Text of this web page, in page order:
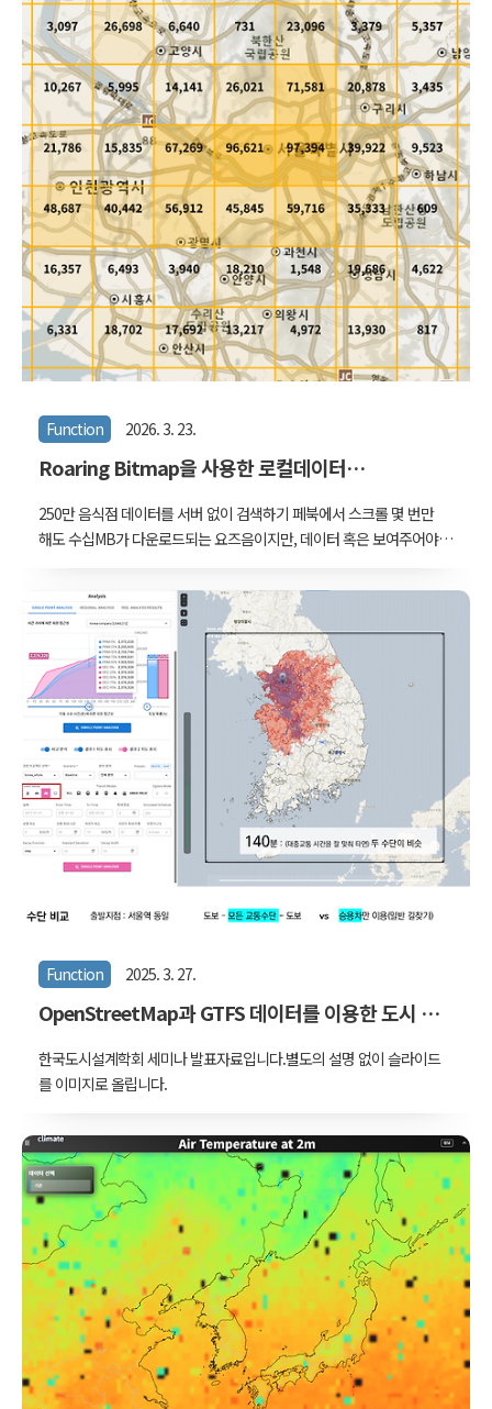
과 여성을 합하여 총인구값이 나오지 않는다. 마침 받았던 데이터가 저
렇게 3개의 값을 지니므로 일단 전부 보전하기로 했다. 2021년의 격자
데이터는 총 91MB, 압축하면 11.7MB가 된다. 그럼 이제 본격적으로
시작해볼까.우선 지도에 찍어야 하..
Function 2026. 3. 23.
Roaring Bitmap을 사용한 로컬데이터
250만 음식점 데이터를 서버 없이 검색하기 페북에서 스크롤 몇 번만
해도 수십MB가 다운로드되는 요즈음이지만, 데이터 혹은 보여주어야
로 운영되는 웹사이트 엔지니어링에서의 실용적 미덕과 같은 것이라
할 수 있다. localdata.kr에서는 몇십년동안 신고되었던 일반음식점과
휴게음식점을 한번에 다운받을 수 있다. 250만건 정도 되는데 이름과
주소, 개폐업일 정도를 남기고 CSV로 저장하면 500MB 가까이 된다.
이런 규모의 데이터를 동적 서버 없이, GitHub Pages 같은 정적 저장
공간만으로 검색하고 지도 위에 보여줄 수 있을까? 하고 싶은 것이 데
이터로 해보고 싶은 것은 크게 두 가지다. 첫 번째는 텍스트 검색, 두 번
째는 공..
Function 2025. 3. 27.
OpenStreetMap과 GTFS 데이터를 이용한 도시 자
한국도시설계학회 세미나 발표자료입니다.별도의 설명 없이 슬라이드
를 이미지로 올립니다.